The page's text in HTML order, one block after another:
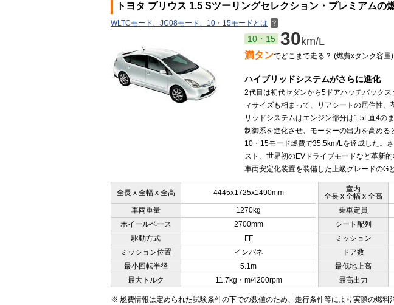
トヨタ プリウス 1.5 Sツーリングセレクション・プレミアムの
WLTCモード、JC08モード、10・15モードとは ？
10・15 30km/L
満タンでどこまで走る？ (燃費xタンク容量)
ハイブリッドシステムがさらに進化
2代目は初代セダンから5ドアハッチバック
ィサイズも相まって、リアシートの居住性
リッドシステムはエンジン部分は1.5L直4の
制御系を進化させ、モーターの出力を高める
10・15モード燃費で35.5km/Lを達成した。
スト、世界初のEVドライブモードなど革新
車両安定化装置を装備した上級グレードのG
全長 x 全幅 x 全高 4445x1725x1490mm
室内
全長 x 全幅 x 全高
車両重量 1270kg 乗車定員
ホイールベース
2700mm シート配列
駆動方式
FF ミッション
ミッション位置
インパネ ドア数
最小回転半径
5.1m 最低地上高
最大トルク
11.7kg・m/4200rpm 最高出力
※ 燃費情報は定められた試験条件の下での数値のため、走行条件等により実際の燃料